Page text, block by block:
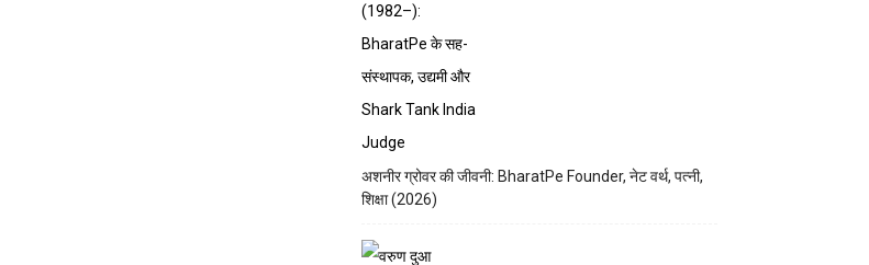
अशनीर ग्रोवर की जीवनी: BharatPe Founder, नेट वर्थ, पत्नी,
शिक्षा (2026)